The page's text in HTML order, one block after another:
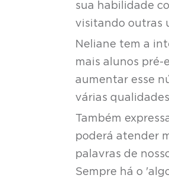
sua habilidade
visitando outras
Neliane tem a
mais alunos pré-
aumentar esse
várias
Também
poderá atender
palavras de
Sempre há o